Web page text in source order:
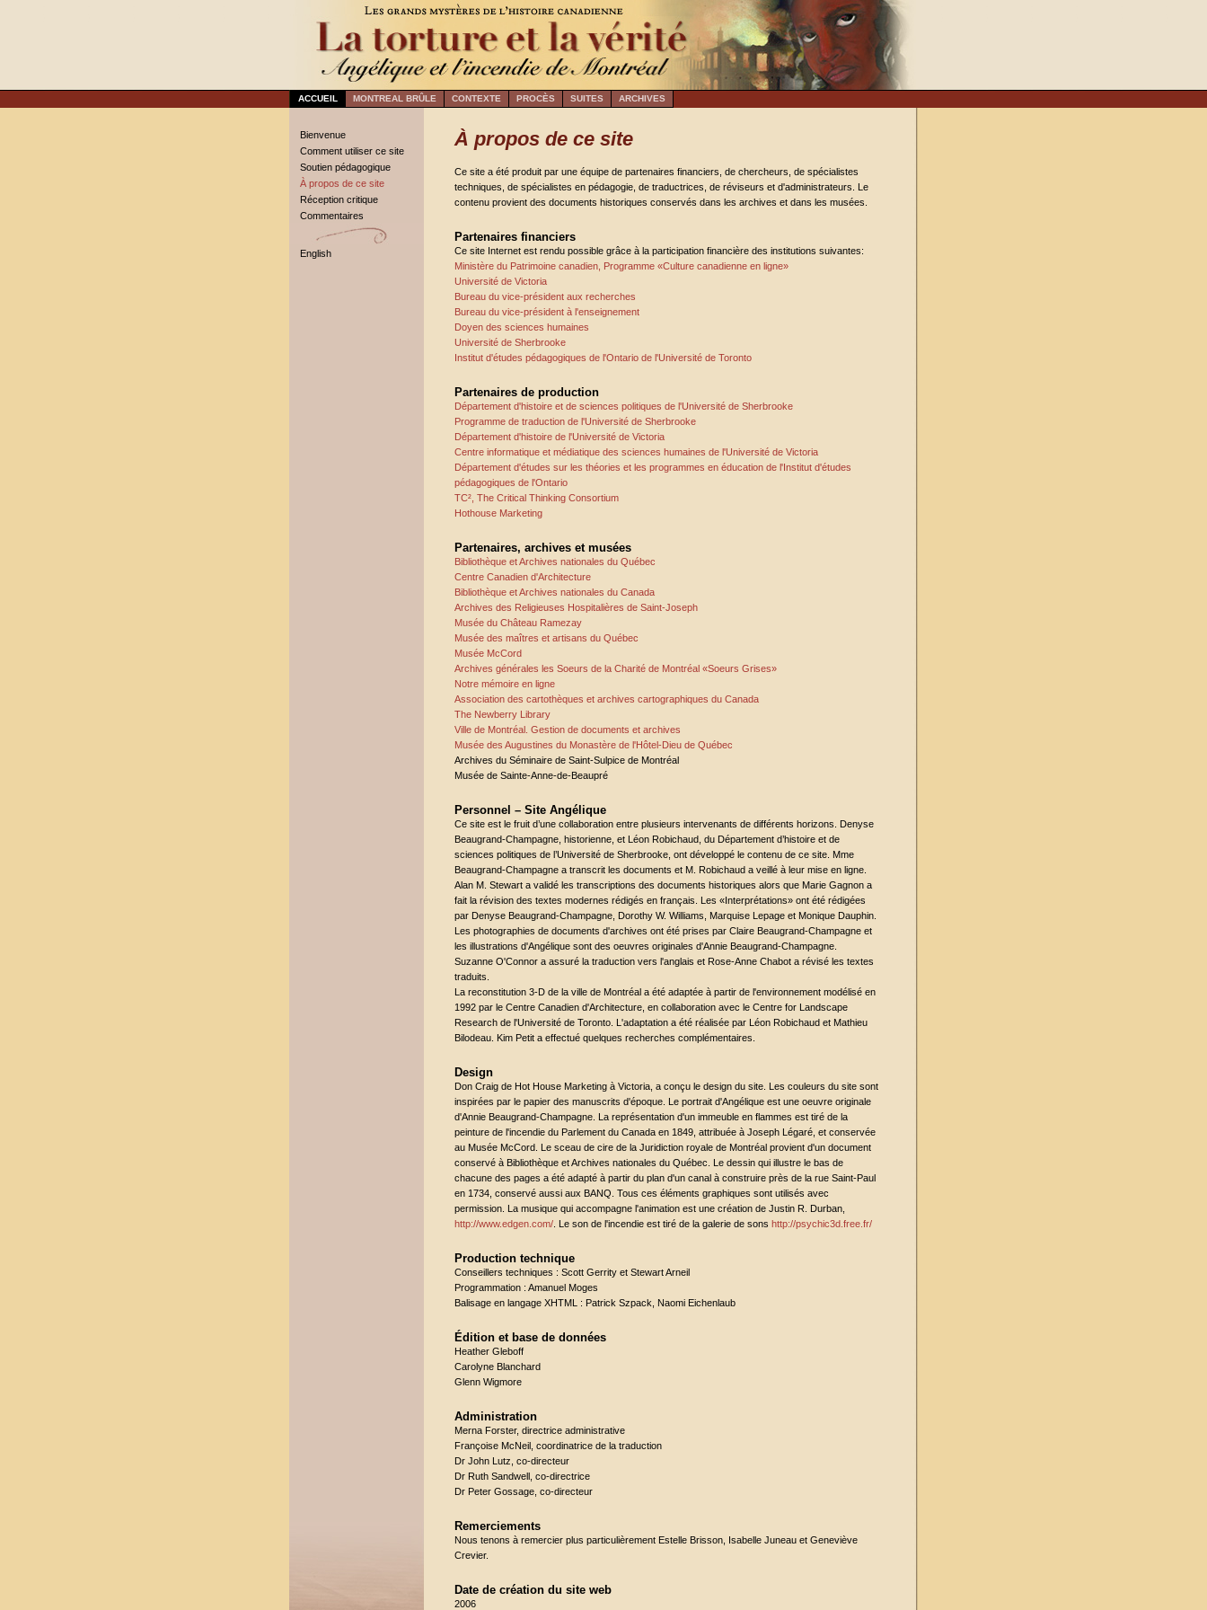
ACCUEIL MONTREAL BRÛLE CONTEXTE PROCÈS SUITES ARCHIVES
Bienvenue
Comment utiliser ce site
Soutien pédagogique
À propos de ce site
Réception critique
Commentaires
English
À propos de ce site
Ce site a été produit par une équipe de partenaires financiers, de chercheurs, de spécialistes
techniques, de spécialistes en pédagogie, de traductrices, de réviseurs et d'administrateurs. Le
contenu provient des documents historiques conservés dans les archives et dans les musées.
Partenaires financiers
Ce site Internet est rendu possible grâce à la participation financière des institutions suivantes:
Ministère du Patrimoine canadien, Programme «Culture canadienne en ligne»
Université de Victoria
Bureau du vice-président aux recherches
Bureau du vice-président à l'enseignement
Doyen des sciences humaines
Université de Sherbrooke
Institut d'études pédagogiques de l'Ontario de l'Université de Toronto
Partenaires de production
Département d'histoire et de sciences politiques de l'Université de Sherbrooke
Programme de traduction de l'Université de Sherbrooke
Département d'histoire de l'Université de Victoria
Centre informatique et médiatique des sciences humaines de l'Université de Victoria
Département d'études sur les théories et les programmes en éducation de l'Institut d'études
pédagogiques de l'Ontario
TC², The Critical Thinking Consortium
Hothouse Marketing
Partenaires, archives et musées
Bibliothèque et Archives nationales du Québec
Centre Canadien d'Architecture
Bibliothèque et Archives nationales du Canada
Archives des Religieuses Hospitalières de Saint-Joseph
Musée du Château Ramezay
Musée des maîtres et artisans du Québec
Musée McCord
Archives générales les Soeurs de la Charité de Montréal «Soeurs Grises»
Notre mémoire en ligne
Association des cartothèques et archives cartographiques du Canada
The Newberry Library
Ville de Montréal. Gestion de documents et archives
Musée des Augustines du Monastère de l'Hôtel-Dieu de Québec
Archives du Séminaire de Saint-Sulpice de Montréal
Musée de Sainte-Anne-de-Beaupré
Personnel – Site Angélique
Ce site est le fruit d’une collaboration entre plusieurs intervenants de différents horizons. Denyse
Beaugrand-Champagne, historienne, et Léon Robichaud, du Département d’histoire et de
sciences politiques de l’Université de Sherbrooke, ont développé le contenu de ce site. Mme
Beaugrand-Champagne a transcrit les documents et M. Robichaud a veillé à leur mise en ligne.
Alan M. Stewart a validé les transcriptions des documents historiques alors que Marie Gagnon a
fait la révision des textes modernes rédigés en français. Les «Interprétations» ont été rédigées
par Denyse Beaugrand-Champagne, Dorothy W. Williams, Marquise Lepage et Monique Dauphin.
Les photographies de documents d'archives ont été prises par Claire Beaugrand-Champagne et
les illustrations d'Angélique sont des oeuvres originales d'Annie Beaugrand-Champagne.
Suzanne O'Connor a assuré la traduction vers l'anglais et Rose-Anne Chabot a révisé les textes
traduits.
La reconstitution 3-D de la ville de Montréal a été adaptée à partir de l'environnement modélisé en
1992 par le Centre Canadien d'Architecture, en collaboration avec le Centre for Landscape
Research de l'Université de Toronto. L'adaptation a été réalisée par Léon Robichaud et Mathieu
Bilodeau. Kim Petit a effectué quelques recherches complémentaires.
Design
Don Craig de Hot House Marketing à Victoria, a conçu le design du site. Les couleurs du site sont
inspirées par le papier des manuscrits d'époque. Le portrait d'Angélique est une oeuvre originale
d'Annie Beaugrand-Champagne. La représentation d'un immeuble en flammes est tiré de la
peinture de l'incendie du Parlement du Canada en 1849, attribuée à Joseph Légaré, et conservée
au Musée McCord. Le sceau de cire de la Juridiction royale de Montréal provient d'un document
conservé à Bibliothèque et Archives nationales du Québec. Le dessin qui illustre le bas de
chacune des pages a été adapté à partir du plan d'un canal à construire près de la rue Saint-Paul
en 1734, conservé aussi aux BANQ. Tous ces éléments graphiques sont utilisés avec
permission. La musique qui accompagne l'animation est une création de Justin R. Durban,
http://www.edgen.com/ . Le son de l'incendie est tiré de la galerie de sons http://psychic3d.free.fr/
Production technique
Conseillers techniques : Scott Gerrity et Stewart Arneil
Programmation : Amanuel Moges
Balisage en langage XHTML : Patrick Szpack, Naomi Eichenlaub
Édition et base de données
Heather Gleboff
Carolyne Blanchard
Glenn Wigmore
Administration
Merna Forster, directrice administrative
Françoise McNeil, coordinatrice de la traduction
Dr John Lutz, co-directeur
Dr Ruth Sandwell, co-directrice
Dr Peter Gossage, co-directeur
Remerciements
Nous tenons à remercier plus particulièrement Estelle Brisson, Isabelle Juneau et Geneviève
Crevier.
Date de création du site web
2006